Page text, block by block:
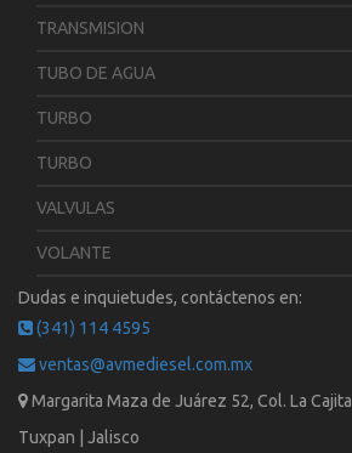
TRANSMISION
TUBO DE AGUA
TURBO
TURBO
VALVULAS
VOLANTE
Dudas e inquietudes, contáctenos en:
(341) 114 4595
ventas@avmediesel.com.mx
Margarita Maza de Juárez 52, Col. La Cajita
Tuxpan | Jalisco